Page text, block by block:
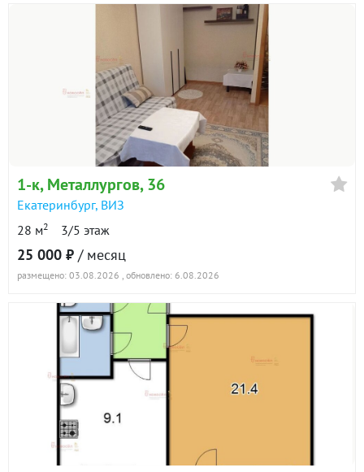
1-к, Металлургов, 36
Екатеринбург, ВИЗ
28 м2 3/5 этаж
25 000 ₽ / месяц
размещено: 03.08.2026 , обновлено: 6.08.2026